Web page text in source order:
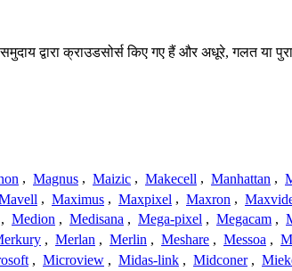
द्वारा क्राउडसोर्स किए गए हैं और अधूरे, गलत या
, Magnus , Maizic , Makecell , Manhattan ,
, Maximus , Maxpixel , Maxron ,
, Medion , Medisana , Mega-pixel , Megacam ,
, Merlan , Merlin , Meshare , Messoa ,
, Microview , Midas-link , Midconer ,